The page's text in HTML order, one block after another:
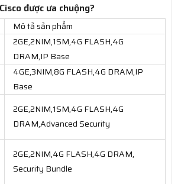
được ưa chuộng?
Mô tả sản phẩm
2GE,2NIM,1SM,4G FLASH,4G
DRAM,IP Base
4GE,3NIM,8G FLASH,4G DRAM,IP
Base
2GE,2NIM,1SM,4G FLASH,4G
DRAM,Advanced Security
2GE,2NIM,4G FLASH,4G DRAM,
Security Bundle